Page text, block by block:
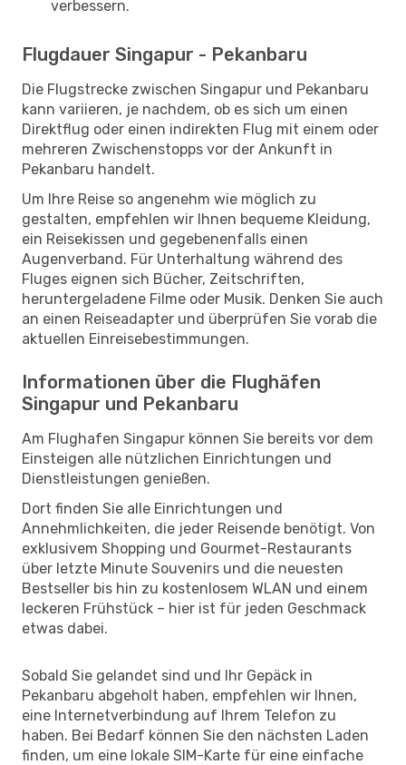
verbessern.
Flugdauer Singapur - Pekanbaru
Die Flugstrecke zwischen Singapur und Pekanbaru
kann variieren, je nachdem, ob es sich um einen
Direktflug oder einen indirekten Flug mit einem oder
mehreren Zwischenstopps vor der Ankunft in
Pekanbaru handelt.
Um Ihre Reise so angenehm wie möglich zu
gestalten, empfehlen wir Ihnen bequeme Kleidung,
ein Reisekissen und gegebenenfalls einen
Augenverband. Für Unterhaltung während des
Fluges eignen sich Bücher, Zeitschriften,
heruntergeladene Filme oder Musik. Denken Sie auch
an einen Reiseadapter und überprüfen Sie vorab die
aktuellen Einreisebestimmungen.
Informationen über die Flughäfen
Singapur und Pekanbaru
Am Flughafen Singapur können Sie bereits vor dem
Einsteigen alle nützlichen Einrichtungen und
Dienstleistungen genießen.
Dort finden Sie alle Einrichtungen und
Annehmlichkeiten, die jeder Reisende benötigt. Von
exklusivem Shopping und Gourmet-Restaurants
über letzte Minute Souvenirs und die neuesten
Bestseller bis hin zu kostenlosem WLAN und einem
leckeren Frühstück – hier ist für jeden Geschmack
etwas dabei.
Sobald Sie gelandet sind und Ihr Gepäck in
Pekanbaru abgeholt haben, empfehlen wir Ihnen,
eine Internetverbindung auf Ihrem Telefon zu
haben. Bei Bedarf können Sie den nächsten Laden
finden, um eine lokale SIM-Karte für eine einfache